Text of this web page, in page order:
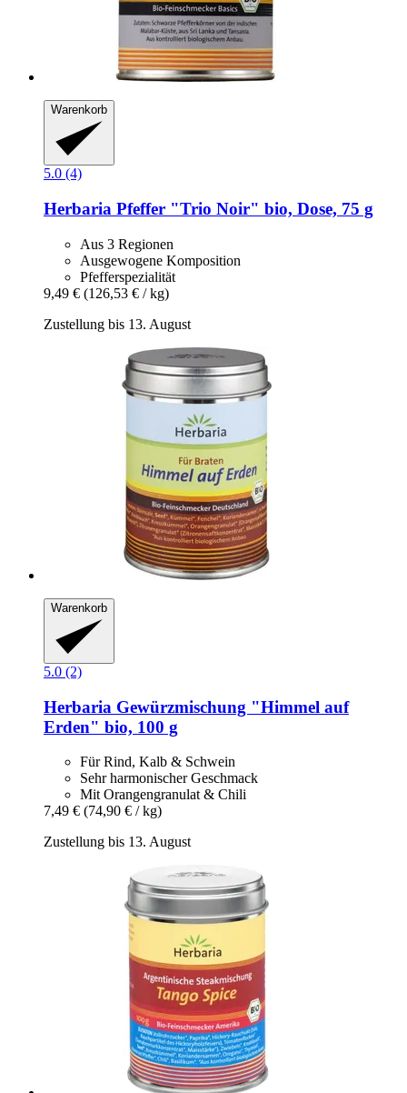
Warenkorb
5.0 (4)
Herbaria Pfeffer "Trio Noir" bio, Dose, 75 g
Aus 3 Regionen
Ausgewogene Komposition
Pfefferspezialität
9,49 € (126,53 € / kg)
Zustellung bis 13. August
Warenkorb
5.0 (2)
Herbaria Gewürzmischung "Himmel auf
Erden" bio, 100 g
Für Rind, Kalb & Schwein
Sehr harmonischer Geschmack
Mit Orangengranulat & Chili
7,49 € (74,90 € / kg)
Zustellung bis 13. August